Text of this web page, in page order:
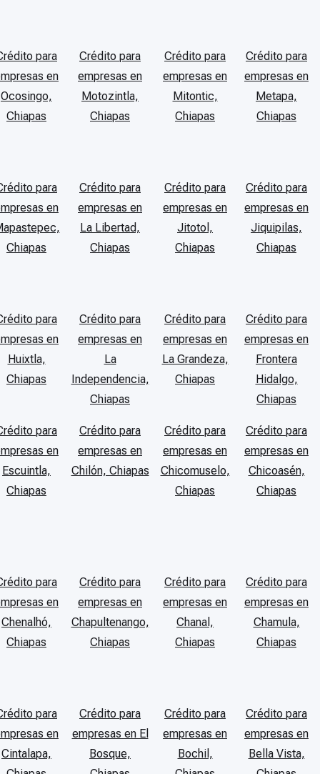
para
en
Ocosingo,
Chiapas
Crédito para
empresas en
Motozintla,
Chiapas
Crédito para
empresas en
Mitontic,
Chiapas
Crédito para
empresas en
Metapa,
Chiapas
para
en
Chiapas
Crédito para
empresas en
La Libertad,
Chiapas
Crédito para
empresas en
Jitotol,
Chiapas
Crédito para
empresas en
Jiquipilas,
Chiapas
para
en
Huixtla,
Chiapas
Crédito para
empresas en
La
Independencia,
Chiapas
Crédito para
empresas en
La Grandeza,
Chiapas
Crédito para
empresas en
Frontera
Hidalgo,
Chiapas
para
en
Escuintla,
Chiapas
Crédito para
empresas en
Chilón, Chiapas
Crédito para
empresas en
Chicomuselo,
Chiapas
Crédito para
empresas en
Chicoasén,
Chiapas
para
en
Chenalhó,
Chiapas
Crédito para
empresas en
Chapultenango,
Chiapas
Crédito para
empresas en
Chanal,
Chiapas
Crédito para
empresas en
Chamula,
Chiapas
para
en
Cintalapa,
Crédito para
empresas en El
Bosque,
Crédito para
empresas en
Bochil,
Crédito para
empresas en
Bella Vista,